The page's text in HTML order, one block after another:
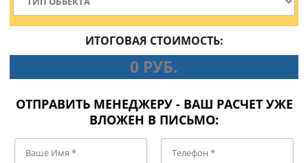
ИТОГОВАЯ СТОИМОСТЬ:
0 РУБ.
ОТПРАВИТЬ МЕНЕДЖЕРУ - ВАШ РАСЧЕТ УЖЕ
ВЛОЖЕН В ПИСЬМО: